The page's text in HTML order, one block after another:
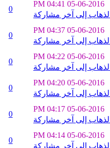
05-06-2016
04:41 PM
0
05-06-2016
04:37 PM
0
05-06-2016
04:22 PM
0
05-06-2016
04:20 PM
0
05-06-2016
04:17 PM
0
05-06-2016
04:14 PM
0